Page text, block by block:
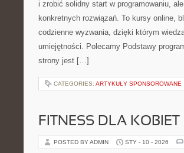
i zrobić solidny start w programowaniu,
konkretnych rozwiązań. To kursy online,
codzienne wyzwania, dzięki którym
umiejętności. Polecamy Podstawy
strony jest […]
CATEGORIES: ARTYKUŁY SPONSOROWANE
FITNESS DLA KOBIET
POSTED BY ADMIN STY - 10 - 2026